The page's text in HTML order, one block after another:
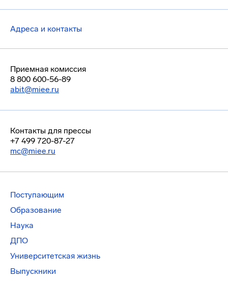
Адреса и контакты
Приемная комиссия
8 800 600-56-89
abit@miee.ru
Контакты для прессы
+7 499 720-87-27
mc@miee.ru
Поступающим
Образование
Наука
ДПО
Университетская жизнь
Выпускники